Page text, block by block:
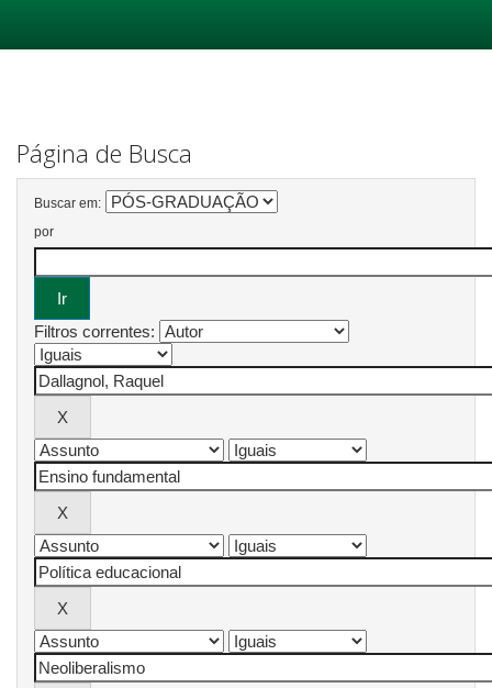
Página de Busca
Buscar em:
por
Filtros correntes: